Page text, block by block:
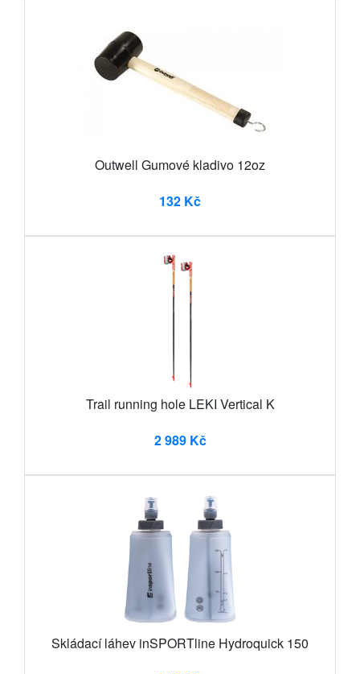
Outwell Gumové kladivo 12oz
132 Kč
Trail running hole LEKI Vertical K
2 989 Kč
Skládací láhev inSPORTline Hydroquick 150